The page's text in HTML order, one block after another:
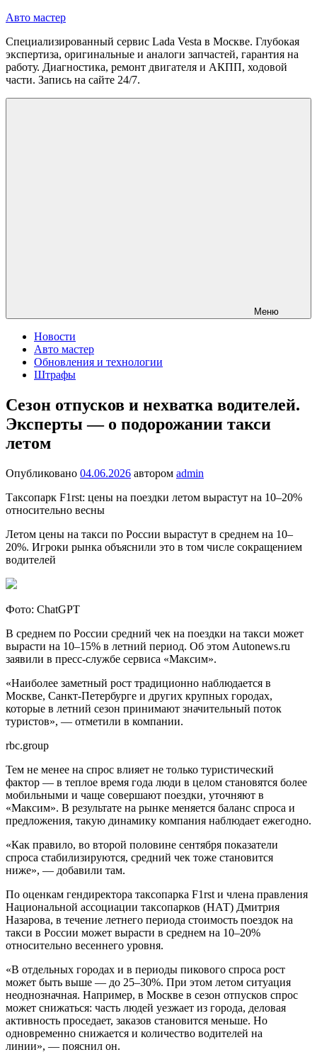
Перейти
содержимому
Авто мастер
Специализированный сервис Lada Vesta в Москве. Глубокая
экспертиза, оригинальные и аналоги запчастей, гарантия на
работу. Диагностика, ремонт двигателя и АКПП, ходовой
части. Запись на сайте 24/7.
Меню
Новости
Авто мастер
Обновления и технологии
Штрафы
Сезон отпусков и нехватка водителей.
Эксперты — о подорожании такси
летом
Опубликовано 04.06.2026 автором admin
Таксопарк F1rst: цены на поездки летом вырастут на 10–20%
относительно весны
Летом цены на такси по России вырастут в среднем на 10–
20%. Игроки рынка объяснили это в том числе сокращением
водителей
Фото: ChatGPT
В среднем по России средний чек на поездки на такси может
вырасти на 10–15% в летний период. Об этом Autonews.ru
заявили в пресс-службе сервиса «Максим».
«Наиболее заметный рост традиционно наблюдается в
Москве, Санкт-Петербурге и других крупных городах,
которые в летний сезон принимают значительный поток
туристов», — отметили в компании.
rbc.group
Тем не менее на спрос влияет не только туристический
фактор — в теплое время года люди в целом становятся более
мобильными и чаще совершают поездки, уточняют в
«Максим». В результате на рынке меняется баланс спроса и
предложения, такую динамику компания наблюдает ежегодно.
«Как правило, во второй половине сентября показатели
спроса стабилизируются, средний чек тоже становится
ниже», — добавили там.
По оценкам гендиректора таксопарка F1rst и члена правления
Национальной ассоциации таксопарков (НАТ) Дмитрия
Назарова, в течение летнего периода стоимость поездок на
такси в России может вырасти в среднем на 10–20%
относительно весеннего уровня.
«В отдельных городах и в периоды пикового спроса рост
может быть выше — до 25–30%. При этом летом ситуация
неоднозначная. Например, в Москве в сезон отпусков спрос
может снижаться: часть людей уезжает из города, деловая
активность проседает, заказов становится меньше. Но
одновременно снижается и количество водителей на
линии», — пояснил он.